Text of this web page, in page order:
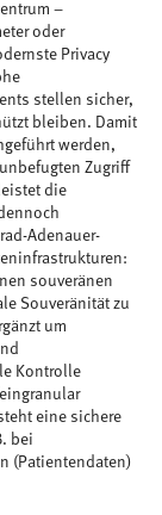
–
oder
Privacy
stellen sicher,
bleiben​. Damit
werden,
Zugriff
die
Adenauer-
souveränen
Souveränität zu
um
Kontrolle
eine sichere
bei
(Patientendaten)